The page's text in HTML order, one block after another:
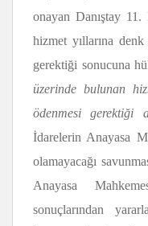
onayan Danıştay 11.
hizmet yıllarına
gerektiği sonucuna
üzerinde bulunan
ödenmesi gerektiği
İdarelerin Anayasa
olamayacağı
Anayasa
sonuçlarından